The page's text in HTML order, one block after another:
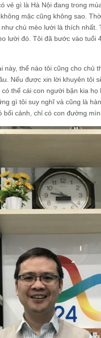
vẻ gì là Hà Nội đang trong
mặc cũng không sao.
chú mèo lười là thích nhất.
lười đó. Tôi đã bước vào tuổi
này, thể nào tôi cũng cho chủ
Nếu được xin lời khuyên tôi
thể cái con người bận kia họ
gì tôi suy nghĩ và cũng là
bối cảnh, chỉ có con đường